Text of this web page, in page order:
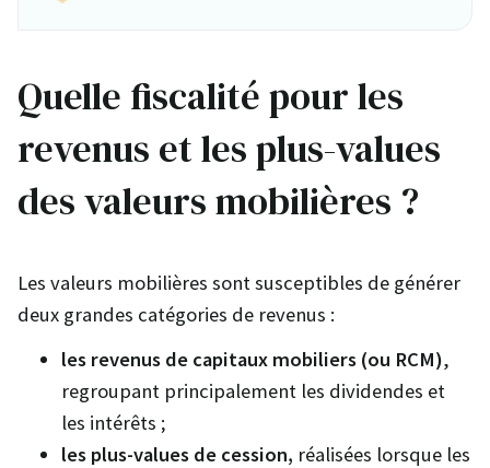
Quelle fiscalité pour les
revenus et les plus-values
des valeurs mobilières ?
Les valeurs mobilières sont susceptibles de générer
deux grandes catégories de revenus :
les revenus de capitaux mobiliers (ou RCM),
regroupant principalement les dividendes et
les intérêts ;
les plus-values de cession, réalisées lorsque les